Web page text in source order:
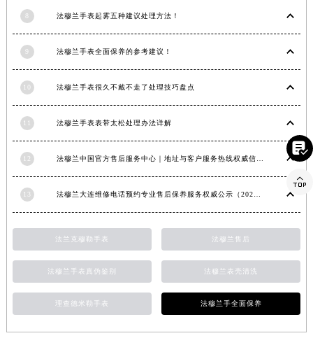
8 法穆兰手表起雾五种建议处理方法！
9 法穆兰手表全面保养的参考建议！
10 法穆兰手表很久不戴不走了处理技巧盘点
11 法穆兰手表表带太松处理办法详解
12
13
法兰克穆勒手表 法穆兰售后
法穆兰手表真伪鉴别 法穆兰表壳清洗
理查德米勒手表 法穆兰手全面保养

